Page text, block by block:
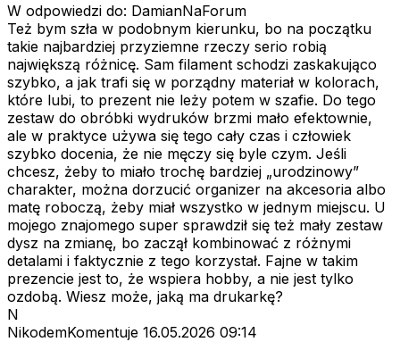
W odpowiedzi do: DamianNaForum
Też bym szła w podobnym kierunku, bo na początku
takie najbardziej przyziemne rzeczy serio robią
największą różnicę. Sam filament schodzi zaskakująco
szybko, a jak trafi się w porządny materiał w kolorach,
które lubi, to prezent nie leży potem w szafie. Do tego
zestaw do obróbki wydruków brzmi mało efektownie,
ale w praktyce używa się tego cały czas i człowiek
szybko docenia, że nie męczy się byle czym. Jeśli
chcesz, żeby to miało trochę bardziej „urodzinowy”
charakter, można dorzucić organizer na akcesoria albo
matę roboczą, żeby miał wszystko w jednym miejscu. U
mojego znajomego super sprawdził się też mały zestaw
dysz na zmianę, bo zaczął kombinować z różnymi
detalami i faktycznie z tego korzystał. Fajne w takim
prezencie jest to, że wspiera hobby, a nie jest tylko
ozdobą. Wiesz może, jaką ma drukarkę?
N
NikodemKomentuje 16.05.2026 09:14